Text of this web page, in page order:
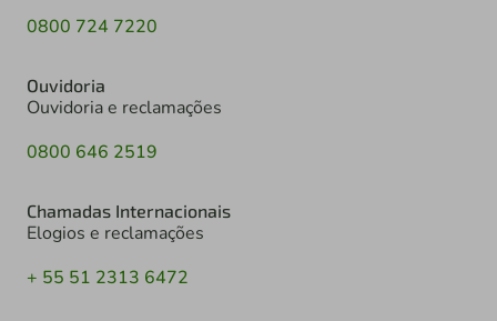
0800 724 7220
Ouvidoria
Ouvidoria e reclamações
0800 646 2519
Chamadas Internacionais
Elogios e reclamações
+ 55 51 2313 6472